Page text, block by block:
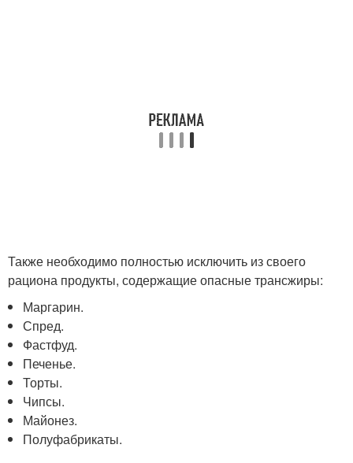
Также необходимо полностью исключить из своего
рациона продукты, содержащие опасные трансжиры:
Маргарин.
Спред.
Фастфуд.
Печенье.
Торты.
Чипсы.
Майонез.
Полуфабрикаты.